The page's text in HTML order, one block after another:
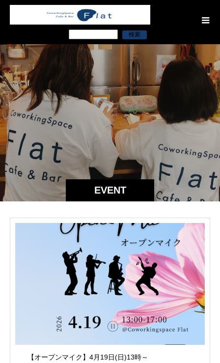
検索
EVENT
【オープンマイク】4月19日(日)13時～